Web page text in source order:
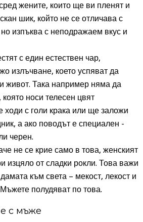
жените, които ще ви пленят и
шик, който не се отличава с
изпъква с неподражаем вкус и
с един естествен чар,
излъчване, което успяват да
живот. Така например няма да
носи телесен цвят
ходи с голи крака или ще заложи
а ако поводът е специален -
черен.
не се крие само в това, женският
изцяло от сладки рокли. Това важи
към света – мекост, лекост и
полудяват по това.
с мъже